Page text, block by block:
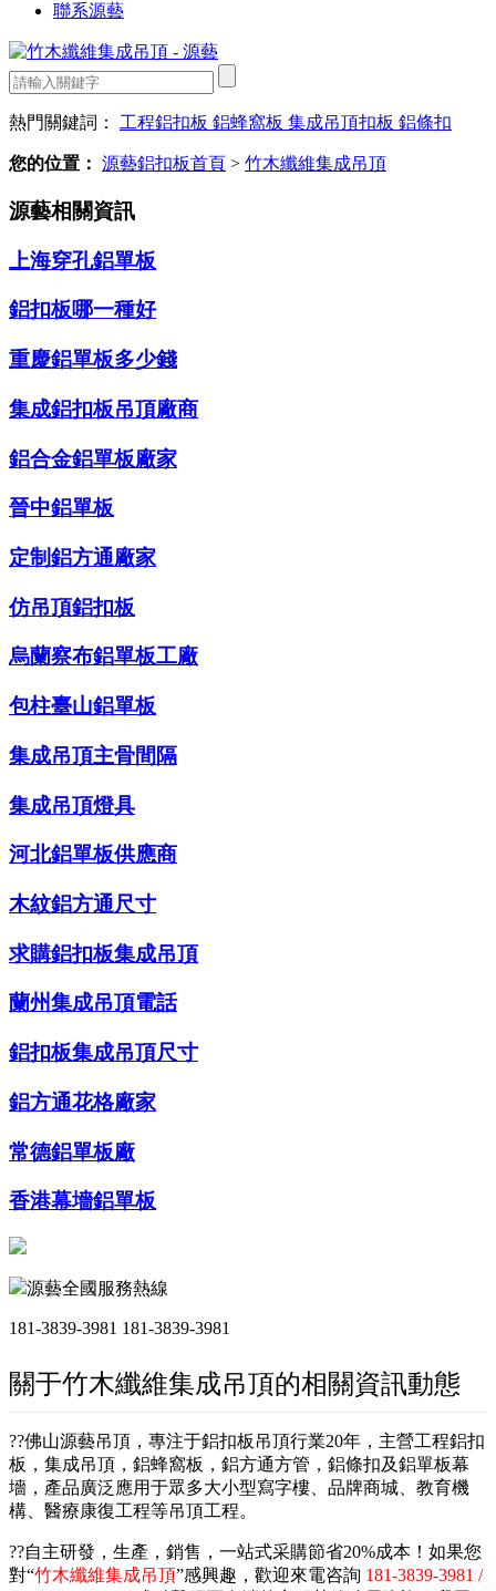
聯系源藝
熱門關鍵詞： 工程鋁扣板 鋁蜂窩板 集成吊頂扣板 鋁條扣
您的位置： 源藝鋁扣板首頁 > 竹木纖維集成吊頂
源藝相關資訊
上海穿孔鋁單板
鋁扣板哪一種好
重慶鋁單板多少錢
集成鋁扣板吊頂廠商
鋁合金鋁單板廠家
晉中鋁單板
定制鋁方通廠家
仿吊頂鋁扣板
烏蘭察布鋁單板工廠
包柱臺山鋁單板
集成吊頂主骨間隔
集成吊頂燈具
河北鋁單板供應商
木紋鋁方通尺寸
求購鋁扣板集成吊頂
蘭州集成吊頂電話
鋁扣板集成吊頂尺寸
鋁方通花格廠家
常德鋁單板廠
香港幕墻鋁單板
源藝全國服務熱線
181-3839-3981 181-3839-3981
關于竹木纖維集成吊頂的相關資訊動態
??佛山源藝吊頂，專注于鋁扣板吊頂行業20年，主營工程鋁扣
板，集成吊頂，鋁蜂窩板，鋁方通方管，鋁條扣及鋁單板幕
墻，產品廣泛應用于眾多大小型寫字樓、品牌商城、教育機
構、醫療康復工程等吊頂工程。
??自主研發，生產，銷售，一站式采購節省20%成本！如果您
對“竹木纖維集成吊頂”感興趣，歡迎來電咨詢 181-3839-3981 /